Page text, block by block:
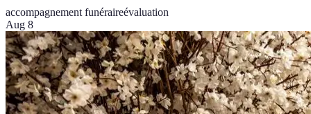
accompagnement funéraireévaluation
Aug 8